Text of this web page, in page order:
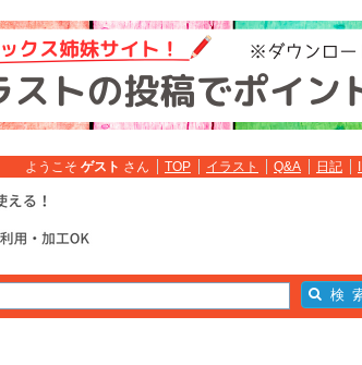
ようこそ ゲスト さん TOP イラスト Q&A 日記